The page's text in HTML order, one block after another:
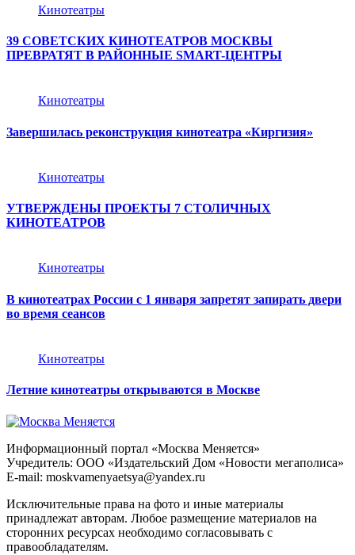
Кинотеатры
39 СОВЕТСКИХ КИНОТЕАТРОВ МОСКВЫ
ПРЕВРАТЯТ В РАЙОННЫЕ SMART-ЦЕНТРЫ
Кинотеатры
Завершилась реконструкция кинотеатра «Киргизия»
Кинотеатры
УТВЕРЖДЕНЫ ПРОЕКТЫ 7 СТОЛИЧНЫХ
КИНОТЕАТРОВ
Кинотеатры
В кинотеатрах России с 1 января запретят запирать двери
во время сеансов
Кинотеатры
Летние кинотеатры открываются в Москве
Информационный портал «Москва Меняется»
Учредитель: ООО «Издательский Дом «Новости мегаполиса»
E-mail: moskvamenyaetsya@yandex.ru
Исключительные права на фото и иные материалы
принадлежат авторам. Любое размещение материалов на
сторонних ресурсах необходимо согласовывать с
правообладателям.